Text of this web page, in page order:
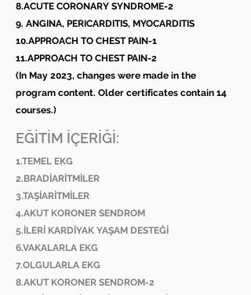
8.ACUTE CORONARY SYNDROME-2
9. ANGINA, PERICARDITIS, MYOCARDITIS
10.APPROACH TO CHEST PAIN-1
11.APPROACH TO CHEST PAIN-2
(In May 2023, changes were made in the
program content. Older certificates contain 14
courses.)
EĞİTİM İÇERİĞİ:
1.TEMEL EKG
2.BRADİARİTMİLER
3.TAŞİARİTMİLER
4.AKUT KORONER SENDROM
5.İLERİ KARDİYAK YAŞAM DESTEĞİ
6.VAKALARLA EKG
7.OLGULARLA EKG
8.AKUT KORONER SENDROM-2